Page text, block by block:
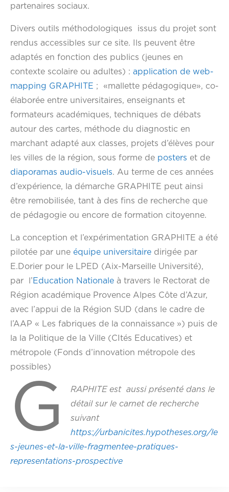
partenaires sociaux.
Divers outils méthodologiques issus du projet sont
rendus accessibles sur ce site. Ils peuvent être
adaptés en fonction des publics (jeunes en
contexte scolaire ou adultes) : application de web-
mapping GRAPHITE ; «mallette pédagogique», co-
élaborée entre universitaires, enseignants et
formateurs académiques, techniques de débats
autour des cartes, méthode du diagnostic en
marchant adapté aux classes, projets d’élèves pour
les villes de la région, sous forme de posters et de
diaporamas audio-visuels. Au terme de ces années
d’expérience, la démarche GRAPHITE peut ainsi
être remobilisée, tant à des fins de recherche que
de pédagogie ou encore de formation citoyenne.
La conception et l’expérimentation GRAPHITE a été
pilotée par une équipe universitaire dirigée par
E.Dorier pour le LPED (Aix-Marseille Université),
par l’Education Nationale à travers le Rectorat de
Région académique Provence Alpes Côte d’Azur,
avec l’appui de la Région SUD (dans le cadre de
l’AAP « Les fabriques de la connaissance ») puis de
la la Politique de la Ville (CItés Educatives) et
métropole (Fonds d’innovation métropole des
possibles)
G
RAPHITE est aussi présenté dans le
détail sur le carnet de recherche
suivant
https://urbanicites.hypotheses.org/le
s-jeunes-et-la-ville-fragmentee-pratiques-
representations-prospective